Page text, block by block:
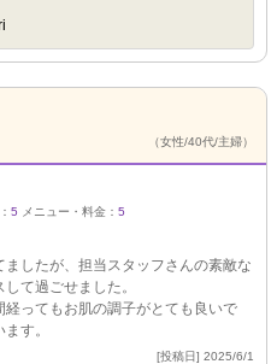
（女性/40代/主婦）
5 メニュー・料金： 5
したが、担当スタッフさんの素敵な
て過ごせました。
ってもお肌の調子がとても良いで
す。
[投稿日] 2025/6/1